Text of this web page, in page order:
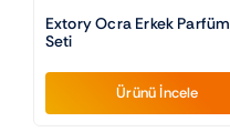
Extory Ocra Erkek Parfüm
Seti
Ürünü İncele